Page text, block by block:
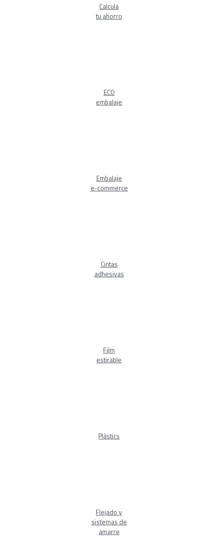
Calcula
tu ahorro
ECO
embalaje
Embalaje
e-commerce
Cintas
adhesivas
Film
estirable
Plàstics
Flejado y
sistemas de
amarre